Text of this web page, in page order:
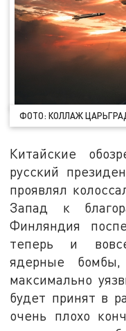
ФОТО: КОЛЛАЖ
Китайские
русский
проявлял
Запад к
Финляндия
теперь и
ядерные
максимально
будет принят в
очень плохо